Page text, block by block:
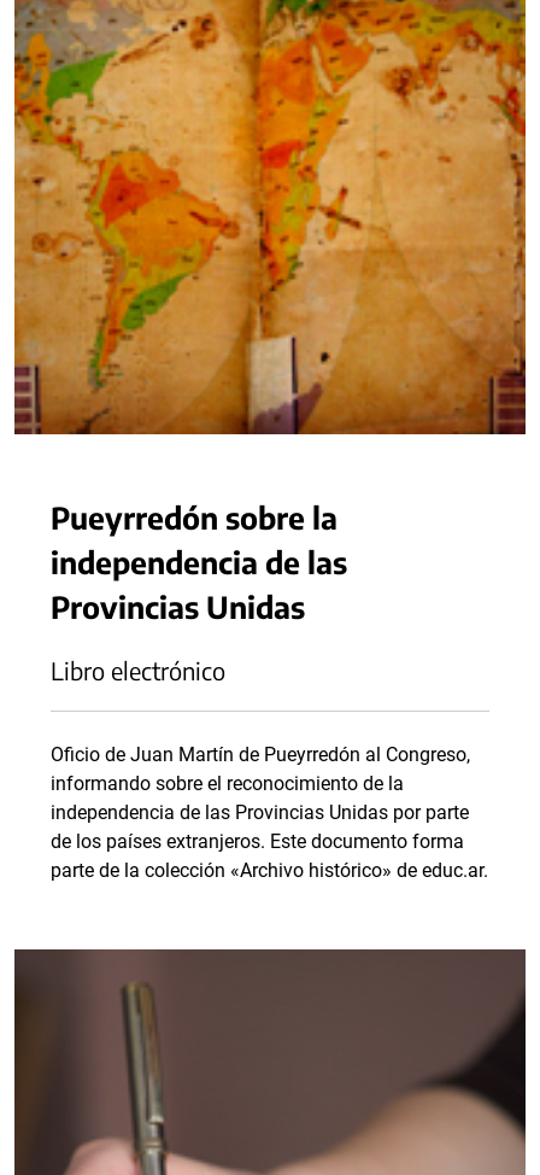
Pueyrredón sobre la
independencia de las
Provincias Unidas
Libro electrónico
Oficio de Juan Martín de Pueyrredón al Congreso,
informando sobre el reconocimiento de la
independencia de las Provincias Unidas por parte
de los países extranjeros. Este documento forma
parte de la colección «Archivo histórico» de educ.ar.